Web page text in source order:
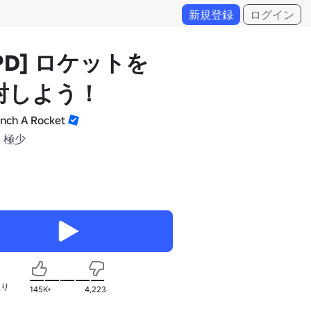
新規登録 ログイン
ロケットを
しよう！
A Rocket
極少
145K+ 4,223